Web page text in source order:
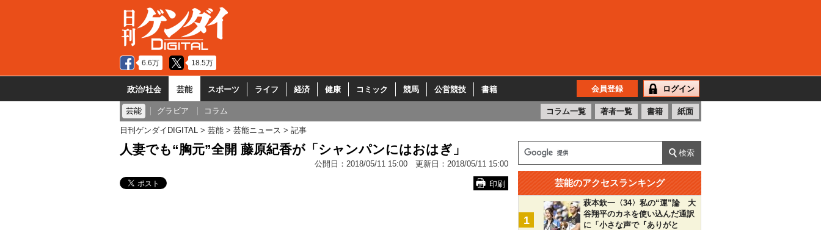
6.6万 18.5万
政治/社会 芸能 スポーツ ライフ 経済 健康 コミック 競馬 公営競技 書籍 会員登録 ログイン
芸能 グラビア コラム コラム一覧 著者一覧 書籍 紙面
日刊ゲンダイDIGITAL 芸能 芸能ニュース 記事
人妻でも“胸元”全開 藤原紀香が「シャンパンにはおはぎ」
公開日： 2018/05/11 15:00 更新日： 2018/05/11 15:00
印刷 芸能のアクセスランキング
1
萩本欽一〈34〉私の“運”論 大
谷翔平のカネを使い込んだ通訳
に「小さな声で『ありがと